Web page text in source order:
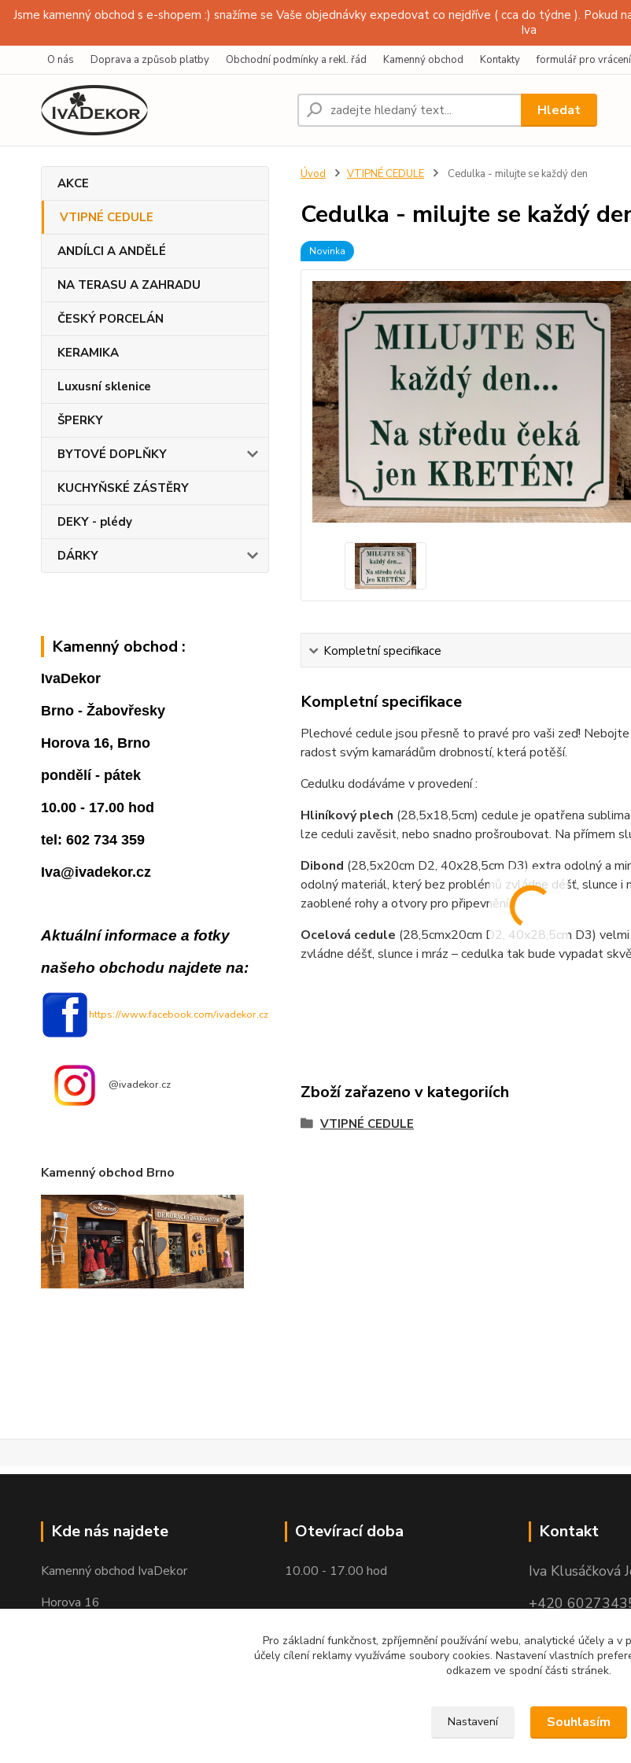
Jsme kamenný obchod s e-shopem :) snažíme se Vaše objednávky expedovat co nejdříve ( cca do týdne ).
Iva
O nás Doprava a způsob platby Obchodní podmínky a rekl. řád Kamenný obchod Kontakty formulář pro
Hledat
AKCE
VTIPNÉ CEDULE
ANDÍLCI A ANDĚLÉ
NA TERASU A ZAHRADU
ČESKÝ PORCELÁN
KERAMIKA
Luxusní sklenice
ŠPERKY
BYTOVÉ DOPLŇKY
KUCHYŇSKÉ ZÁSTĚRY
DEKY - plédy
DÁRKY
Kamenný obchod :
IvaDekor
Brno - Žabovřesky
Horova 16, Brno
pondělí - pátek
10.00 - 17.00 hod
tel: 602 734 359
Iva@ivadekor.cz
Aktuální informace a fotky
našeho obchodu najdete na:
https://www.facebook.com/ivadekor.cz
@ivadekor.cz
Kamenný obchod Brno
Úvod VTIPNÉ CEDULE Cedulka - milujte se každý den
Cedulka - milujte se každý
Novinka
Kompletní specifikace
Kompletní specifikace
Plechové cedule jsou přesně to pravé pro vaši zeď!
radost svým kamarádům drobností, která potěší.
Cedulku dodáváme v provedení :
Hliníkový plech (28,5x18,5cm) cedule je opatřena
lze ceduli zavěsit, nebo snadno prošroubovat. Na přímem
Dibond (28,5x20cm D2, 40x28,5cm D3) extra odolný a
odolný materiál, který bez problémů zvládne déšť, slunce i
zaoblené rohy a otvory pro připevnění.
Ocelová cedule (28,5cmx20cm D2, 40x28,5cm D3)
zvládne déšť, slunce i mráz – cedulka tak bude vypadat
Zboží zařazeno v kategoriích
VTIPNÉ CEDULE
Kde nás najdete
Kamenný obchod IvaDekor
Horova 16
Otevírací doba
10.00 - 17.00 hod
Kontakt
Iva Klusáčková
+420
(po-pá 10.00-
iva@ivadekor.cz
Pro základní funkčnost, zpříjemnění používání webu, analytické účely a v
účely cílení reklamy využíváme soubory cookies. Nastavení vlastních
odkazem ve spodní části stránek.
Nastavení Souhlasím